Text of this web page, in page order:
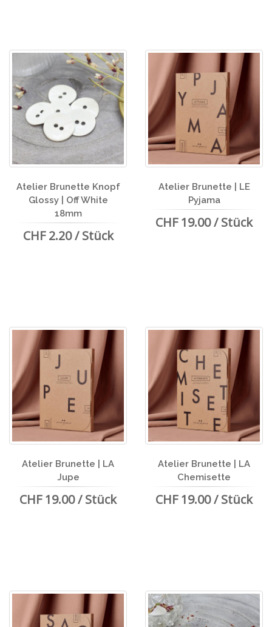
Atelier Brunette Knopf
Glossy | Off White
18mm
CHF 2.20 / Stück
Atelier Brunette | LE
Pyjama
CHF 19.00 / Stück
Atelier Brunette | LA
Jupe
CHF 19.00 / Stück
Atelier Brunette | LA
Chemisette
CHF 19.00 / Stück